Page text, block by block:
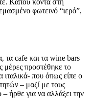
Κάπου κοντά στη
φωτεινό “ιερό”,
τα cafe και τα wine bars
μέρες προστέθηκε το
ιταλικά- που όπως είπε ο
– μαζί με τους
ήρθε για να αλλάξει την